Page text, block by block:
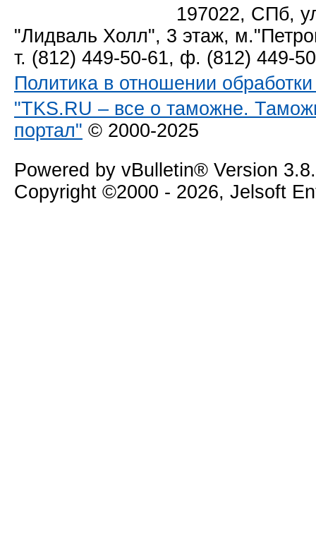
197022, СПб,
"Лидваль Холл", 3 этаж,
т. (812) 449-50-61, ф. (812) 449-
Политика в отношении
"TKS.RU – все о таможне.
портал" © 2000-2025
Powered by vBulletin® Version
Copyright ©2000 - 2026, Jelsoft